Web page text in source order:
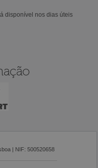
disponível nos dias úteis
| NIF: 500520658